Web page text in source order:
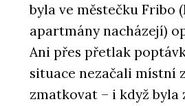
byla ve městečku Fribo
apartmány nacházejí)
Ani přes přetlak
situace nezačali místní
zmatkovat – i když byla